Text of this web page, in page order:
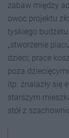
zabaw między
owoc projektu
tyskiego budżetu
„stworzenie
dzieci; prace
poza
itp. znalazły się
starszym
stół z